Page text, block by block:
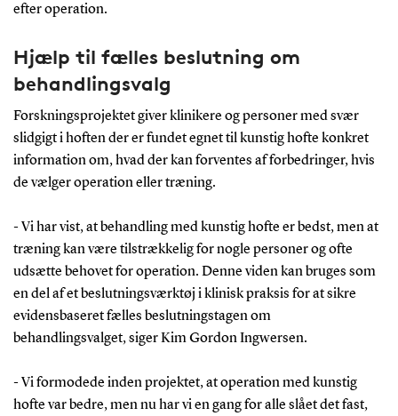
efter operation.
Hjælp til fælles beslutning om
behandlingsvalg
Forskningsprojektet giver klinikere og personer med svær
slidgigt i hoften der er fundet egnet til kunstig hofte konkret
information om, hvad der kan forventes af forbedringer, hvis
de vælger operation eller træning.
- Vi har vist, at behandling med kunstig hofte er bedst, men at
træning kan være tilstrækkelig for nogle personer og ofte
udsætte behovet for operation. Denne viden kan bruges som
en del af et beslutningsværktøj i klinisk praksis for at sikre
evidensbaseret fælles beslutningstagen om
behandlingsvalget, siger Kim Gordon Ingwersen.
- Vi formodede inden projektet, at operation med kunstig
hofte var bedre, men nu har vi en gang for alle slået det fast,